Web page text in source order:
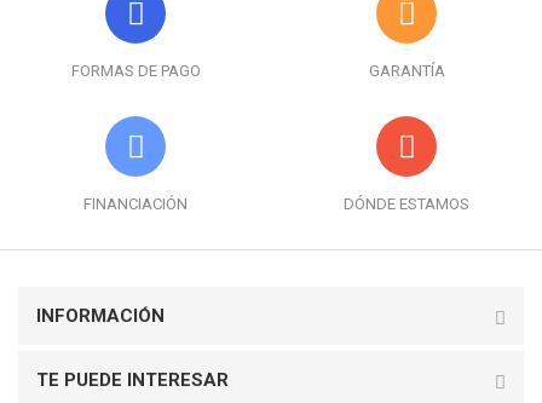
FORMAS DE PAGO GARANTÍA
FINANCIACIÓN DÓNDE ESTAMOS
INFORMACIÓN
TE PUEDE INTERESAR